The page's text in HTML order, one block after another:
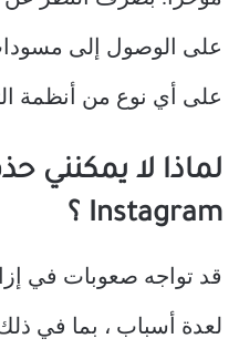
على أي نوع من أنظمة
لماذا لا يمكنني
Instagram ؟
لعدة أسباب ، بما في